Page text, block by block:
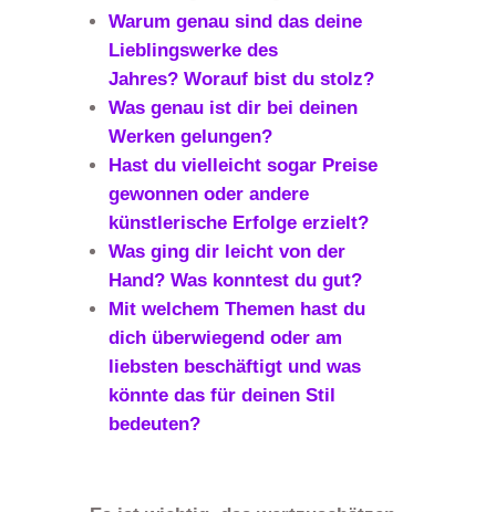
Warum genau sind das deine
Lieblingswerke des
Jahres? Worauf bist du stolz?
Was genau ist dir bei deinen
Werken gelungen?
Hast du vielleicht sogar Preise
gewonnen oder andere
künstlerische Erfolge erzielt?
Was ging dir leicht von der
Hand? Was konntest du gut?
Mit welchem Themen hast du
dich überwiegend oder am
liebsten beschäftigt und was
könnte das für deinen Stil
bedeuten?